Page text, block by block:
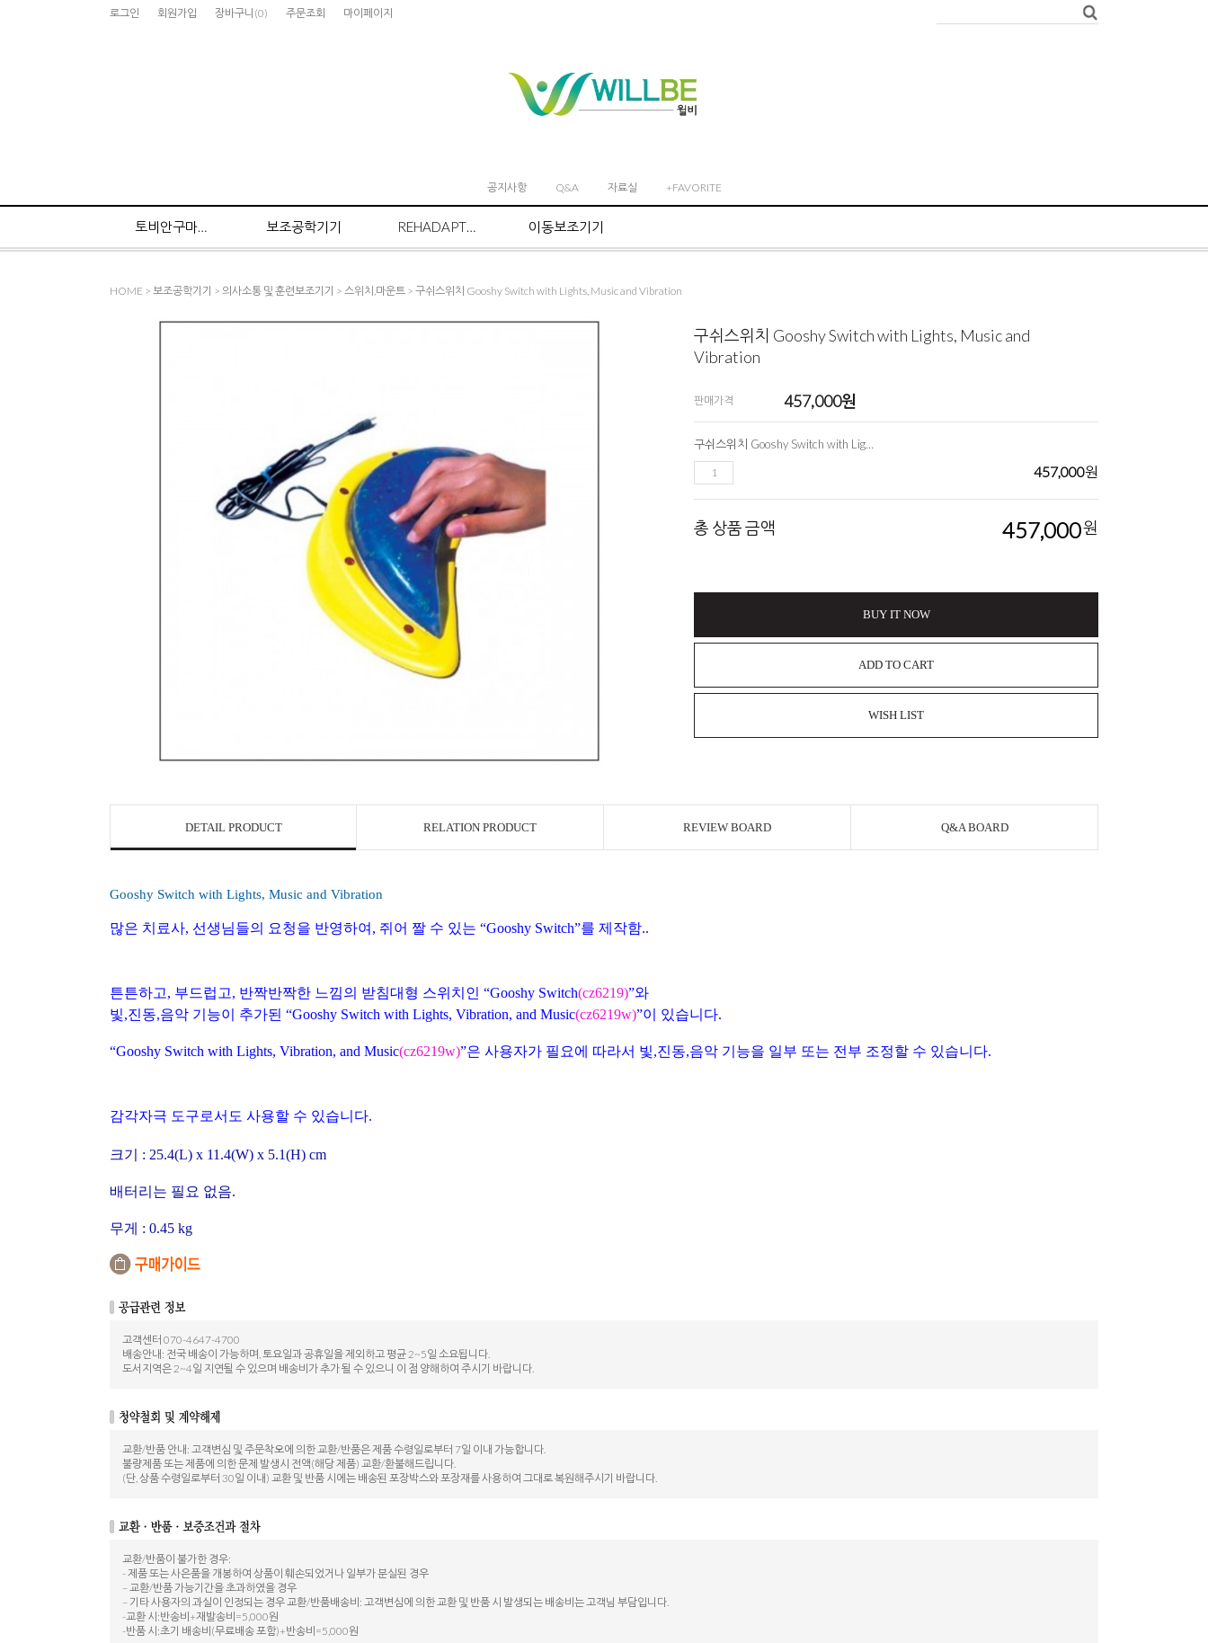
로그인 회원가입 장바구니 (0) 주문조회 마이페이지
공지사항 Q&A 자료실 +FAVORITE
토비안구마우스 보조공학기기 REHADAPT마운트 시스템 이동보조기기
HOME > 보조공학기기 > 의사소통 및 훈련보조기기 > 스위치,마운트 > 구쉬스위치 Gooshy Switch with Lights, Music and Vibration
구쉬스위치 Gooshy Switch with Lights, Music and
Vibration
판매가격 457,000원
구쉬스위치 Gooshy Switch with Lights, Music and Vibration
457,000원
총 상품 금액 457,000원
BUY IT NOW
ADD TO CART
WISH LIST
DETAIL PRODUCT RELATION PRODUCT REVIEW BOARD Q&A BOARD
Gooshy Switch with Lights, Music and Vibration
많은 치료사, 선생님들의 요청을 반영하여 , 쥐어 짤 수 있는 “Gooshy Switch”를 제작함..
튼튼하고, 부드럽고, 반짝반짝한 느낌의 받침대형 스위치인 “Gooshy Switch(cz6219)”와
빛,진동,음악 기능이 추가된 “Gooshy Switch with Lights, Vibration, and Music(cz6219w)”이 있습니다.
“Gooshy Switch with Lights, Vibration, and Music(cz6219w)”은 사용자가 필요에 따라서 빛,진동,음악 기능을 일부 또는 전부 조정할 수 있습니다.
감각자극 도구로서도 사용할 수 있습니다.
크기 : 25.4(L) x 11.4(W) x 5.1(H) cm
배터리는 필요 없음.
무게 : 0.45 kg
고객센터 070-4647-4700
배송안내: 전국 배송이 가능하며, 토요일과 공휴일을 제외하고 평균 2~5일 소요됩니다.
도서지역은 2~4일 지연될 수 있으며 배송비가 추가 될 수 있으니 이 점 양해하여 주시기 바랍니다.
교환/반품 안내: 고객변심 및 주문착오에 의한 교환/반품은 제품 수령일로부터 7일 이내 가능합니다.
불량제품 또는 제품에 의한 문제 발생시 전액(해당 제품) 교환/환불해드립니다.
(단, 상품 수령일로부터 30일 이내) 교환 및 반품 시에는 배송된 포장박스와 포장재를 사용하여 그대로 복원해주시기 바랍니다.
교환/반품이 불가한 경우:
- 제품 또는 사은품을 개봉하여 상품이 훼손되었거나 일부가 분실된 경우
– 교환/반품 가능기간을 초과하였을 경우
– 기타 사용자의 과실이 인정되는 경우 교환/반품배송비: 고객변심에 의한 교환 및 반품 시 발생되는 배송비는 고객님 부담입니다.
-교환 시:반송비+재발송비=5,000원
-반품 시:초기 배송비(무료배송 포함)+반송비=5,000원